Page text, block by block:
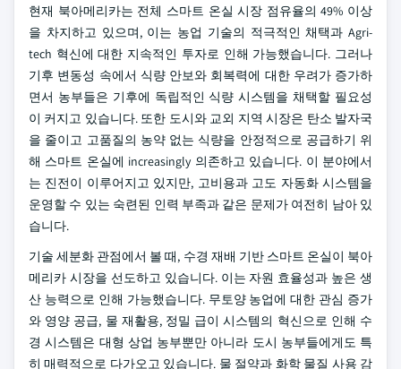
현재 북아메리카는 전체 스마트 온실 시장 점유율의 49% 이상
을 차지하고 있으며, 이는 농업 기술의 적극적인 채택과 Agri-
tech 혁신에 대한 지속적인 투자로 인해 가능했습니다. 그러나
기후 변동성 속에서 식량 안보와 회복력에 대한 우려가 증가하
면서 농부들은 기후에 독립적인 식량 시스템을 채택할 필요성
이 커지고 있습니다. 또한 도시와 교외 지역 시장은 탄소 발자국
을 줄이고 고품질의 농약 없는 식량을 안정적으로 공급하기 위
해 스마트 온실에 increasingly 의존하고 있습니다. 이 분야에서
는 진전이 이루어지고 있지만, 고비용과 고도 자동화 시스템을
운영할 수 있는 숙련된 인력 부족과 같은 문제가 여전히 남아 있
습니다.
기술 세분화 관점에서 볼 때, 수경 재배 기반 스마트 온실이 북아
메리카 시장을 선도하고 있습니다. 이는 자원 효율성과 높은 생
산 능력으로 인해 가능했습니다. 무토양 농업에 대한 관심 증가
와 영양 공급, 물 재활용, 정밀 급이 시스템의 혁신으로 인해 수
경 시스템은 대형 상업 농부뿐만 아니라 도시 농부들에게도 특
히 매력적으로 다가오고 있습니다. 물 절약과 화학 물질 사용 감